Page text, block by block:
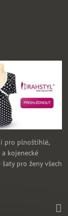
pro plnoštíhlé,
kojenecké
pro ženy všech